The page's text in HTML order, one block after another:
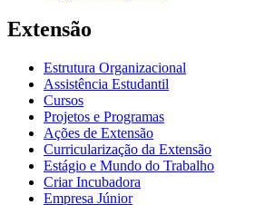
Extensão
Estrutura Organizacional
Assistência Estudantil
Cursos
Projetos e Programas
Ações de Extensão
Curricularização da Extensão
Estágio e Mundo do Trabalho
Criar Incubadora
Empresa Júnior